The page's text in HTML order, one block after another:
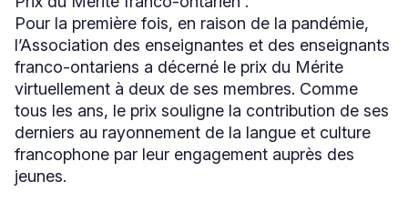
fenêtre
Pour la première fois, en raison de la pandémie,
l’Association des enseignantes et des enseignants
franco-ontariens a décerné le prix du Mérite
virtuellement à deux de ses membres. Comme
tous les ans, le prix souligne la contribution de ses
derniers au rayonnement de la langue et culture
francophone par leur engagement auprès des
jeunes.